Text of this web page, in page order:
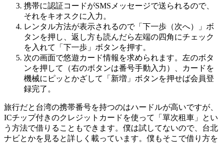
携帯に認証コードがSMSメッセージで送られるので、
それをキオスクに入力。
レンタル方法が表示されるので「下一歩（次へ）」ボ
タンを押し、返し方も読んだら左端の四角にチェック
を入れて「下一歩」ボタンを押す。
次の画面で悠遊カード情報を求められます。左のボタ
ンを押して（右のボタンは番号手動入力）、カードを
機械にピッとかざして「新増」ボタンを押せば会員登
録完了。
旅行だと台湾の携帯番号を持つのはハードルが高いですが、
ICチップ付きのクレジットカードを使って「單次租車」とい
う方法で借りることもできます。僕は試してないので、台北
ナビとかを見ると詳しく載っています。僕もそこで借り方を